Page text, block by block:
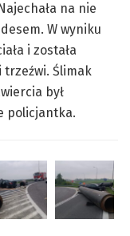
na nie
W wyniku
i została
trzeźwi. Ślimak
był
policjantka.